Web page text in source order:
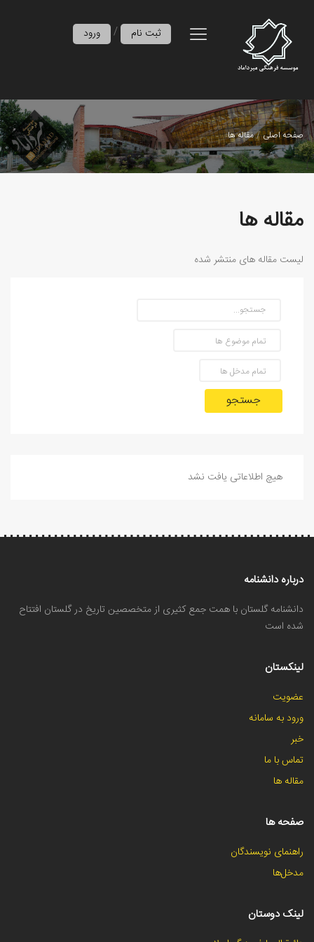
ورود / ثبت نام
صفحه اصلی مقاله ها
مقاله ها
لیست مقاله های منتشر شده
جستجو
هیچ اطلاعاتی یافت نشد
درباره دانشنامه
دانشنامه گلستان با همت جمع کثیری از متخصصین تاریخ در گلستان افتتاح
شده است
لینکستان
عضویت
ورود به سامانه
خبر
تماس با ما
مقاله ها
صفحه ها
راهنمای نویسندگان
مدخل‌ها
لینک دوستان